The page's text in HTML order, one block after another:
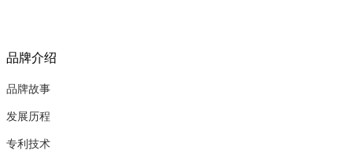
品牌介绍
品牌故事
发展历程
专利技术